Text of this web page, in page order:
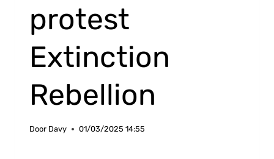
protest
Extinction
Rebellion
Door Davy 01/03/2025 14:55